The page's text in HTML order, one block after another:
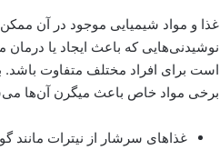
غذا و مواد شیمیایی موجود در آن
نوشیدنی‌هایی که باعث ایجاد یا
است برای افراد مختلف متفاوت باشد.
برخی مواد خاص باعث میگرن آن‌‌ها
غذاهای سرشار از نیترات